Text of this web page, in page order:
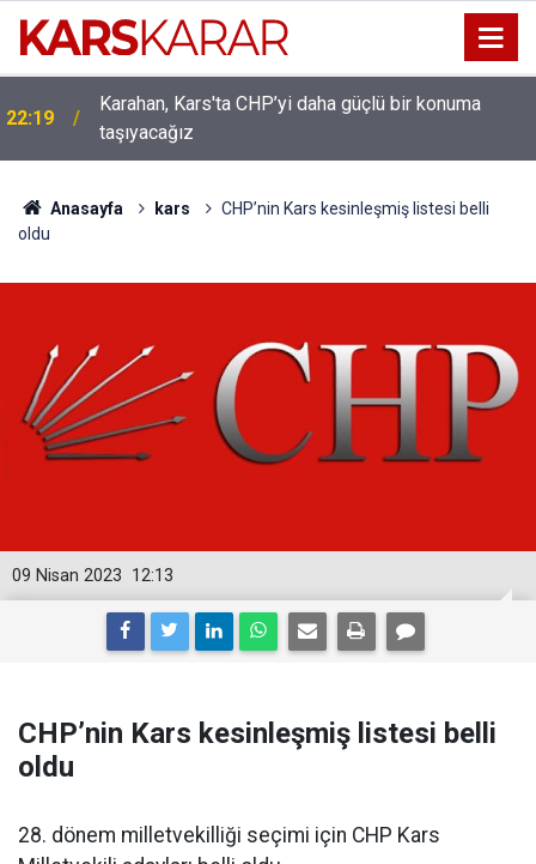
22:19
Karahan, Kars'ta CHP’yi daha güçlü bir konuma
taşıyacağız
Anasayfa kars
CHP’nin Kars kesinleşmiş listesi belli
oldu
12:13
09 Nisan 2023
CHP’nin Kars kesinleşmiş listesi belli
oldu
28. dönem milletvekilliği seçimi için CHP Kars